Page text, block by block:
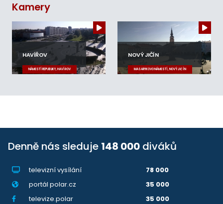
Kamery
HAVÍŘOV
NÁMĚSTÍ REPUBLIKY, HAVÍŘOV
NOVÝ JIČÍN
MASARYKOVO NÁMĚSTÍ, NOVÝ JIČÍN
Denně nás sleduje 148 000 diváků
televizní vysílání
78 000
portál polar.cz
35 000
televize.polar
35 000